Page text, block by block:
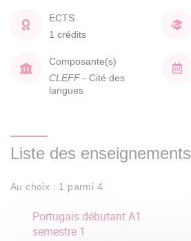
ECTS
1 crédits
Composante(s)
CLEFF - Cité des
langues
Liste des enseignements
Au choix : 1 parmi 4
Portugais débutant A1
semestre 1